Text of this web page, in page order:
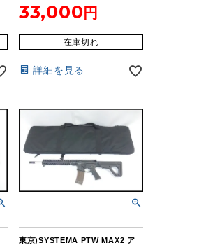
33,000
在庫切れ
詳細を見る
東京)SYSTEMA PTW MAX2 ア